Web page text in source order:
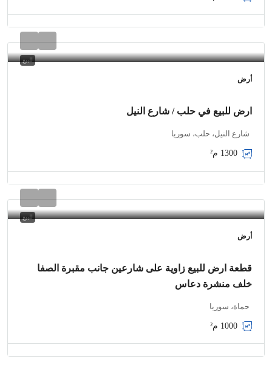
للبيع
أرض
ارض للبيع في حلب / شارع النيل
شارع النيل، حلب، سوريا
1300 م²
للبيع
أرض
قطعة ارض للبيع زاوية على شارعين جانب مقبرة الصفا
خلف منشرة دعاس
حماة، سوريا
1000 م²